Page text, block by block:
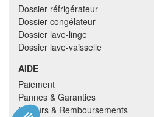
Dossier réfrigérateur
Dossier congélateur
Dossier lave-linge
Dossier lave-vaisselle
AIDE
Paiement
Pannes & Garanties
Retours & Remboursements